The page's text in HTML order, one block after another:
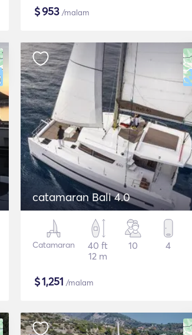
$953 /malam
catamaran Bali 4.0
Catamaran
40 ft
12 m
10 4
$1,251 /malam